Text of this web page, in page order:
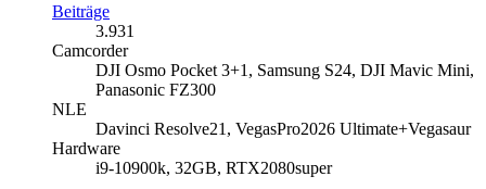
Beiträge
3.931
Camcorder
DJI Osmo Pocket 3+1, Samsung S24, DJI Mavic Mini,
Panasonic FZ300
NLE
Davinci Resolve21, VegasPro2026 Ultimate+Vegasaur
Hardware
i9-10900k, 32GB, RTX2080super